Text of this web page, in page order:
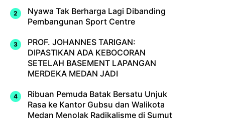
Nyawa Tak Berharga Lagi Dibanding
Pembangunan Sport Centre
PROF. JOHANNES TARIGAN:
DIPASTIKAN ADA KEBOCORAN
SETELAH BASEMENT LAPANGAN
MERDEKA MEDAN JADI
Ribuan Pemuda Batak Bersatu Unjuk
Rasa ke Kantor Gubsu dan Walikota
Medan Menolak Radikalisme di Sumut